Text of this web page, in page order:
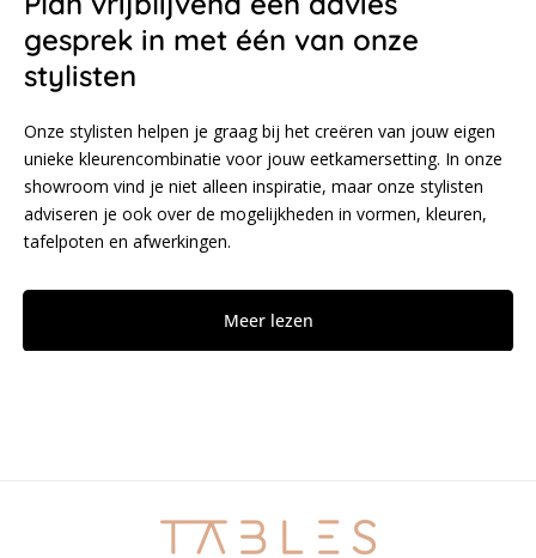
gesprek in met één van onze
stylisten
Onze stylisten helpen je graag bij het creëren van jouw eigen
unieke kleurencombinatie voor jouw eetkamersetting. In onze
showroom vind je niet alleen inspiratie, maar onze stylisten
adviseren je ook over de mogelijkheden in vormen, kleuren,
tafelpoten en afwerkingen.
Meer lezen